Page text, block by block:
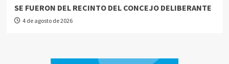
SE FUERON DEL RECINTO DEL CONCEJO DELIBERANTE
4 de agosto de 2026